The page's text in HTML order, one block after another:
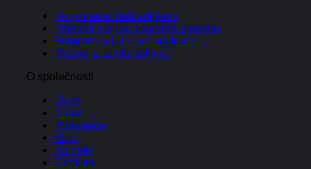
Konzultace Vaší aplikace
Převzetí rozpracovaného projektu
Programování nové aplikace
Rozvoj a servis aplikací
O společnosti
Úvod
O nás
Reference
Blog
Kontakt
Cookies